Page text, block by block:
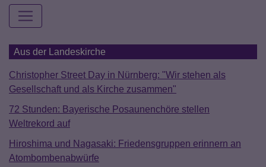
Hauptnavigation
Aus der Landeskirche
Christopher Street Day in Nürnberg: "Wir stehen als
Gesellschaft und als Kirche zusammen"
72 Stunden: Bayerische Posaunenchöre stellen
Weltrekord auf
Hiroshima und Nagasaki: Friedensgruppen erinnern an
Atombombenabwürfe